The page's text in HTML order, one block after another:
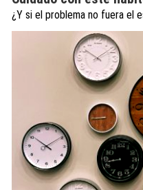
¿Y si el problema no fuera el